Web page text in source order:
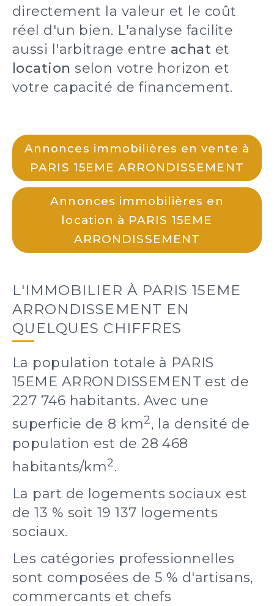
directement la valeur et le coût
réel d'un bien. L'analyse facilite
aussi l'arbitrage entre achat et
location selon votre horizon et
votre capacité de financement.
Annonces immobilières en vente à
PARIS 15EME ARRONDISSEMENT
Annonces immobilières en
location à PARIS 15EME
ARRONDISSEMENT
L'IMMOBILIER À PARIS 15EME
ARRONDISSEMENT EN
QUELQUES CHIFFRES
La population totale à PARIS
15EME ARRONDISSEMENT est de
227 746 habitants. Avec une
superficie de 8 km2, la densité de
population est de 28 468
habitants/km2.
La part de logements sociaux est
de 13 % soit 19 137 logements
sociaux.
Les catégories professionnelles
sont composées de 5 % d'artisans,
commercants et chefs